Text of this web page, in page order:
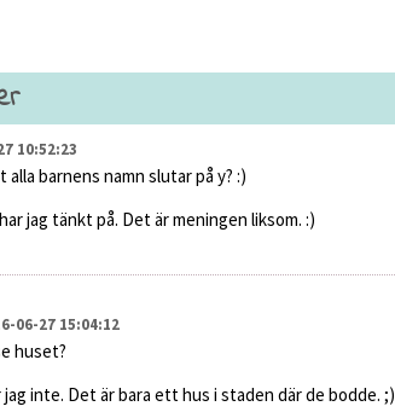
10:52:23
barnens namn slutar på y? :)
jag tänkt på. Det är meningen liksom. :)
06-27 15:04:12
huset?
inte. Det är bara ett hus i staden där de bodde. ;)